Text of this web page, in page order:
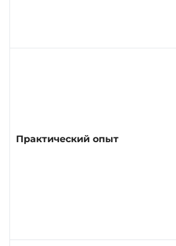
Практический опыт